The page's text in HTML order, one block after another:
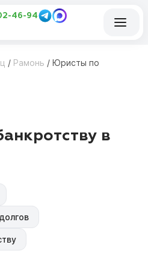
46-94
/ Рамонь / Юристы по
в